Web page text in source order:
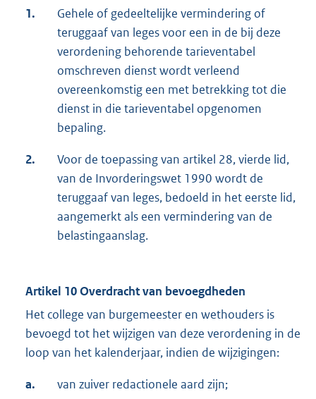
1.
Gehele of gedeeltelijke vermindering of
teruggaaf van leges voor een in de bij deze
verordening behorende tarieventabel
omschreven dienst wordt verleend
overeenkomstig een met betrekking tot die
dienst in die tarieventabel opgenomen
bepaling.
2.
Voor de toepassing van artikel 28, vierde lid,
van de Invorderingswet 1990 wordt de
teruggaaf van leges, bedoeld in het eerste lid,
aangemerkt als een vermindering van de
belastingaanslag.
Artikel 10 Overdracht van bevoegdheden
Het college van burgemeester en wethouders is
bevoegd tot het wijzigen van deze verordening in de
loop van het kalenderjaar, indien de wijzigingen:
a. van zuiver redactionele aard zijn;